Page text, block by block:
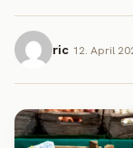
ric 12. April